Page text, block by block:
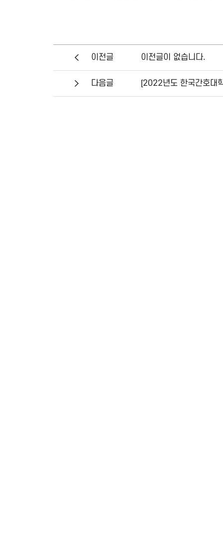
이전글 이전글이 없습니다.
다음글 [2022년도 한국간호대